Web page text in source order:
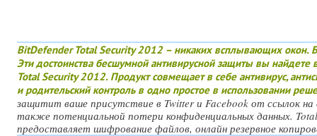
BitDefender Total Security 2012 – никаких всплывающих окон.
Эти достоинства бесшумной антивирусной защиты вы
Total Security 2012. Продукт совмещает в себе антивирус,
и родительский контроль в одно простое в использовании
защитит ваше присутствие в Twitter и Facebook от ссылок
также потенциальной потери конфиденциальных данных.
предоставляет шифрование файлов, онлайн резервное